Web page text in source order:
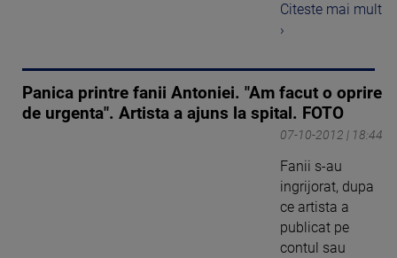
Citeste mai mult
›
Panica printre fanii Antoniei. "Am facut o oprire
de urgenta". Artista a ajuns la spital. FOTO
07-10-2012 | 18:44
Fanii s-au
ingrijorat, dupa
ce artista a
publicat pe
contul sau